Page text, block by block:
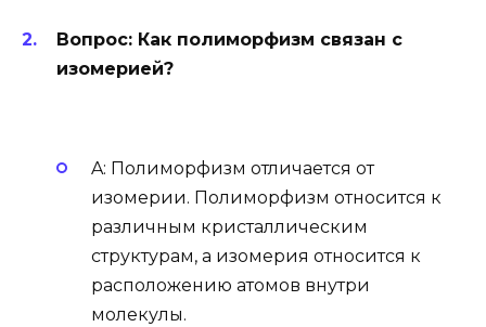
Вопрос: Как полиморфизм связан с
изомерией?
A: Полиморфизм отличается от
изомерии. Полиморфизм относится к
различным кристаллическим
структурам, а изомерия относится к
расположению атомов внутри
молекулы.